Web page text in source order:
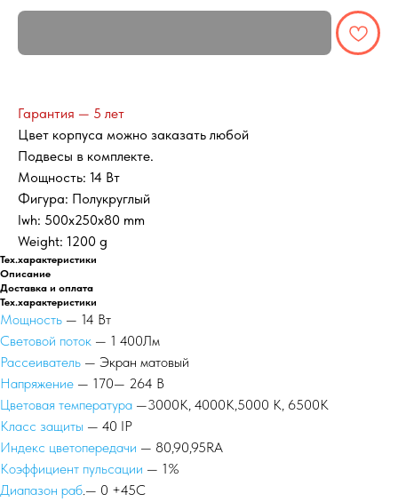
Гарантия — 5 лет
Цвет корпуса можно заказать любой
Подвесы в комплекте.
Мощность: 14 Вт
Фигура: Полукруглый
lwh: 500x250x80 mm
Weight: 1200 g
Тех.характеристики
Описание
Доставка и оплата
Тех.характеристики
Мощность — 14 Вт
Световой поток — 1 400Лм
Рассеиватель — Экран матовый
Напряжение — 170— 264 В
Цветовая температура —3000К, 4000К,5000 К, 6500К
Класс защиты — 40 IP
Индекс цветопередачи — 80,90,95RA
Коэффициент пульсации — 1%
Диапазон раб.— 0 +45С